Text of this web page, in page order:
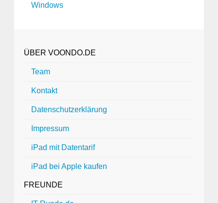
Windows
ÜBER VOONDO.DE
Team
Kontakt
Datenschutzerklärung
Impressum
iPad mit Datentarif
iPad bei Apple kaufen
FREUNDE